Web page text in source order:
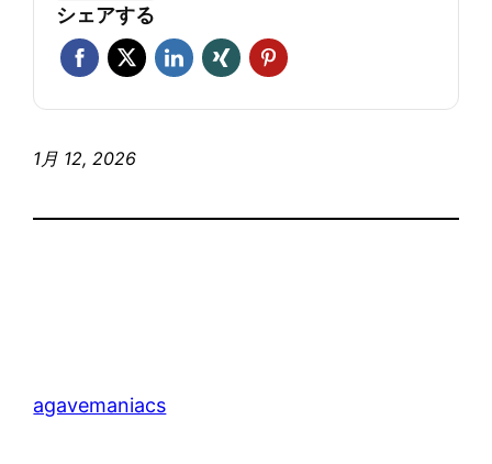
シェアする
1月 12, 2026
agavemaniacs